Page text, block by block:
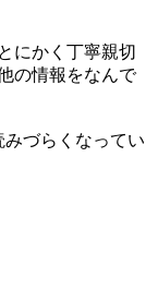
にかく丁寧親切
の情報をなんで
づらくなってい